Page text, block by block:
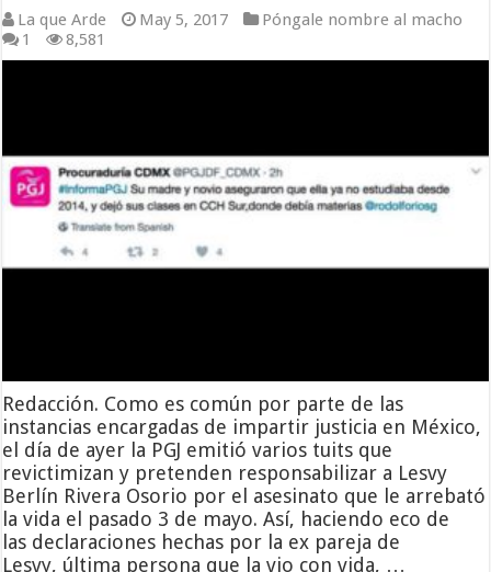
La que Arde May 5, 2017
Póngale nombre al macho
1
8,581
Redacción. Como es común por parte de las
instancias encargadas de impartir justicia en México,
el día de ayer la PGJ emitió varios tuits que
revictimizan y pretenden responsabilizar a Lesvy
Berlín Rivera Osorio por el asesinato que le arrebató
la vida el pasado 3 de mayo. Así, haciendo eco de
las declaraciones hechas por la ex pareja de
Lesvy, última persona que la vio con vida, …